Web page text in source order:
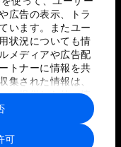
広告の表示、トラ
います。またユー
状況についても情
メディアや広告配
トナーに情報を共
集された情報は、
に提供した他の情
ビスを使用した際
合わされ、各パー
ることがありま
可